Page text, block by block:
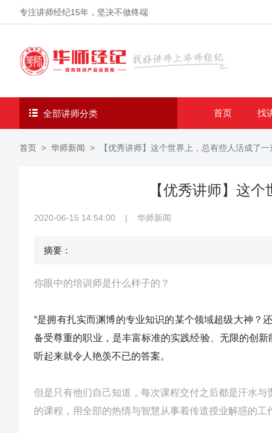
专注讲师经纪15年 ，坚决不做终端
全部讲师分类 首页 找
首页 华师新闻 【优秀讲师】这个世界上，总有些人活成了一
【优秀讲师】这
2020-06-15 14:54:00 | 华师新闻
摘要：
你眼中的培训师是什么样子的？
“是拥有扎实而渊博的专业知识的某个领域超级大神？
备受尊重的职业，是丰富标准的实践经验、无限的创
听起来就令人艳羡不已的答案。
但是只有他们自己知道，每次课程交付之后都是汗水
的课程，用全部的热情与智慧从事着传道授业解惑的工